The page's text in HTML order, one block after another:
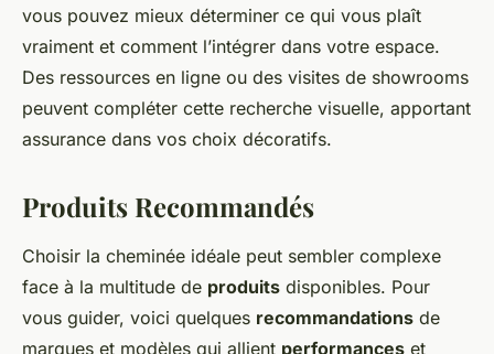
vous pouvez mieux déterminer ce qui vous plaît
vraiment et comment l’intégrer dans votre espace.
Des ressources en ligne ou des visites de showrooms
peuvent compléter cette recherche visuelle, apportant
assurance dans vos choix décoratifs.
Produits Recommandés
Choisir la cheminée idéale peut sembler complexe
face à la multitude de produits disponibles. Pour
vous guider, voici quelques recommandations de
marques et modèles qui allient performances et